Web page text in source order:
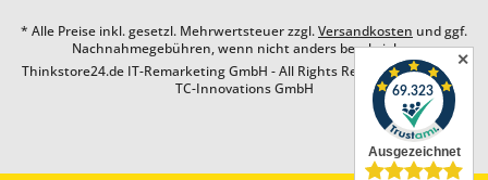
* Alle Preise inkl. gesetzl. Mehrwertsteuer zzgl.Versandkosten und ggf.
Nachnahmegebühren, wenn nicht anders beschrieben
Thinkstore24.de IT-Remarketing GmbH - All Rights Reserved. Design by
TC-Innovations GmbH
✕